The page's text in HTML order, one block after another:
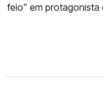
feio” em protagonista